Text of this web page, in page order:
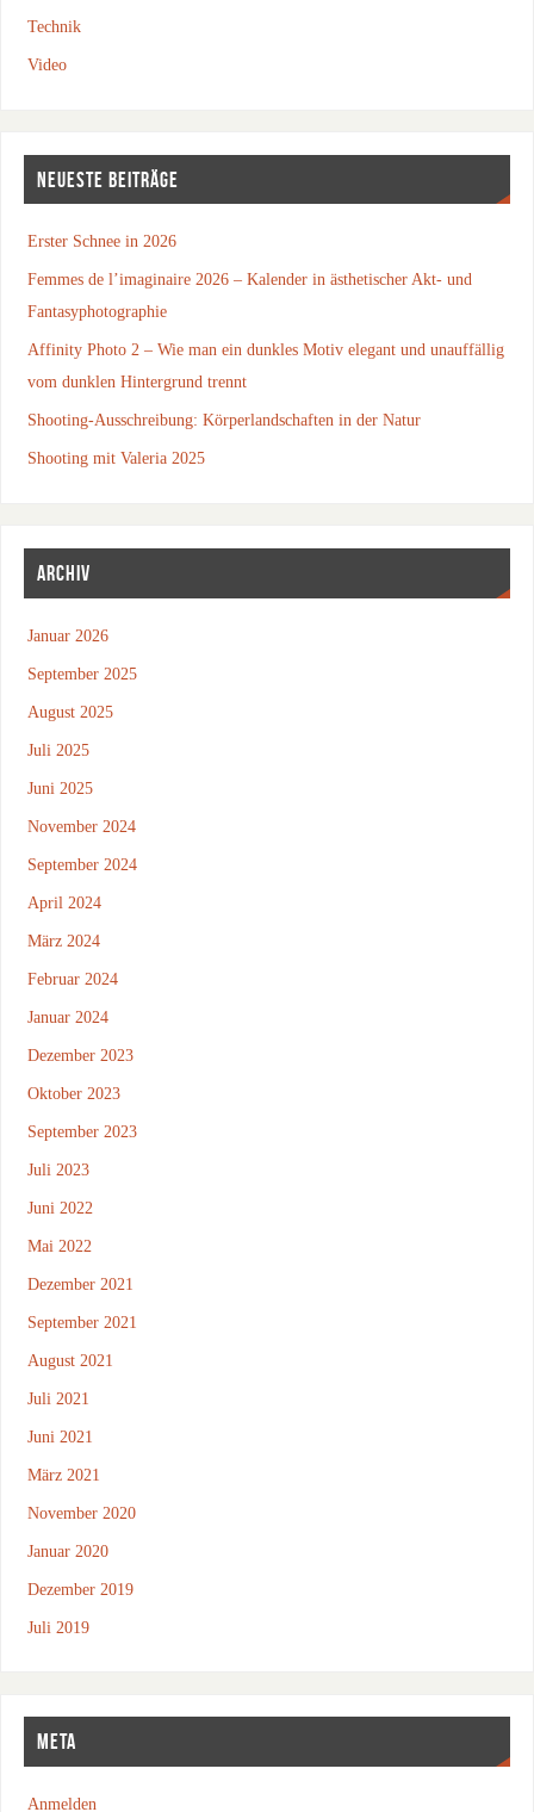
Technik
Video
NEUESTE BEITRÄGE
Erster Schnee in 2026
Femmes de l’imaginaire 2026 – Kalender in ästhetischer Akt- und
Fantasyphotographie
Affinity Photo 2 – Wie man ein dunkles Motiv elegant und unauffällig
vom dunklen Hintergrund trennt
Shooting-Ausschreibung: Körperlandschaften in der Natur
Shooting mit Valeria 2025
ARCHIV
Januar 2026
September 2025
August 2025
Juli 2025
Juni 2025
November 2024
September 2024
April 2024
März 2024
Februar 2024
Januar 2024
Dezember 2023
Oktober 2023
September 2023
Juli 2023
Juni 2022
Mai 2022
Dezember 2021
September 2021
August 2021
Juli 2021
Juni 2021
März 2021
November 2020
Januar 2020
Dezember 2019
Juli 2019
META
Anmelden